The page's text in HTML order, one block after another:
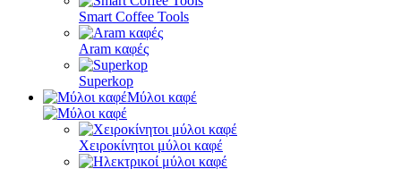
Smart Coffee Tools
Aram καφές
Superkop
Μύλοι καφέ
Χειροκίνητοι μύλοι καφέ